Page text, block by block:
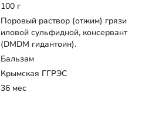
100 г
Поровый раствор (отжим) грязи
иловой сульфидной, консервант
(DMDM гидантоин).
Бальзам
Крымская ГГРЭС
36 мес